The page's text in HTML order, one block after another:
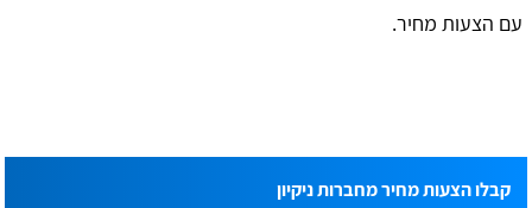
עם הצעות מחיר.
קבלו הצעות מחיר מחברות ניקיון